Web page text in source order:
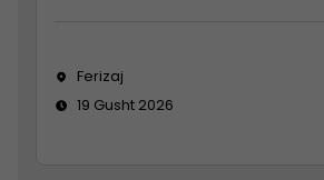
Ferizaj
19 Gusht 2026